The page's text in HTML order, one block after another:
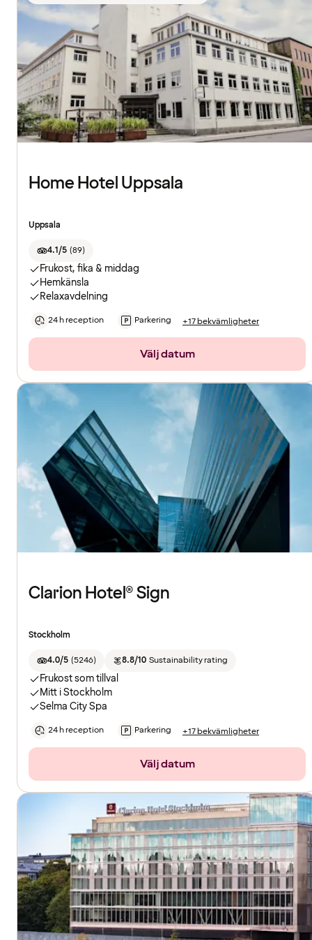
Home Hotel Uppsala
Uppsala
4.1/5 (89)
Frukost, fika & middag
Hemkänsla
Relaxavdelning
24 h reception Parkering +17 bekvämligheter
Välj datum
Clarion Hotel® Sign
Stockholm
4.0/5 (5246) 8.8/10 Sustainability rating
Frukost som tillval
Mitt i Stockholm
Selma City Spa
24 h reception Parkering +17 bekvämligheter
Välj datum